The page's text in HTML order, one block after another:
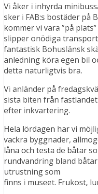
Vi åker i inhyrda
sker i FAB:s bostäder på
kommer vi vara ”på
slipper onödiga
fantastisk Bohuslänsk
anledning köra egen bil
detta naturligtvis bra.
Vi anländer på
sista biten från
efter inkvartering.
Hela lördagen har vi
vackra byggnader,
låna och testa de båtar
rundvandring bland
utrustning som
finns i museet. Frukost,